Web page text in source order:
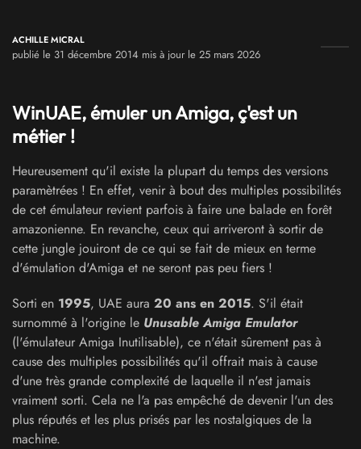
ACHILLE MICRAL
publié le 31 décembre 2014 mis à jour le 25 mars 2026
WinUAE, émuler un Amiga, ç'est un
métier !
Heureusement qu'il existe la plupart du temps des versions
paramètrées ! En effet, venir à bout des multiples possibilités
de cet émulateur revient parfois à faire une balade en forêt
amazonienne. En revanche, ceux qui arriveront à sortir de
cette jungle jouiront de ce qui se fait de mieux en terme
d'émulation d'Amiga et ne seront pas peu fiers !
Sorti en 1995, UAE aura 20 ans en 2015. S'il était
surnommé à l'origine le Unusable Amiga Emulator
(l'émulateur Amiga Inutilisable), ce n'était sûrement pas à
cause des multiples possibilités qu'il offrait mais à cause
d'une très grande complexité de laquelle il n'est jamais
vraiment sorti. Cela ne l'a pas empêché de devenir l'un des
plus réputés et les plus prisés par les nostalgiques de la
machine.